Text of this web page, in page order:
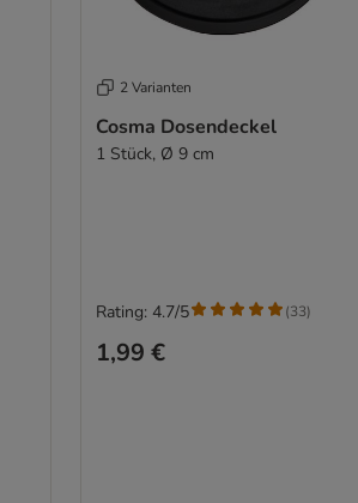
2 Varianten
Cosma Dosendeckel
1 Stück, Ø 9 cm
1,99 €
Rating: 4.7/5 (33)